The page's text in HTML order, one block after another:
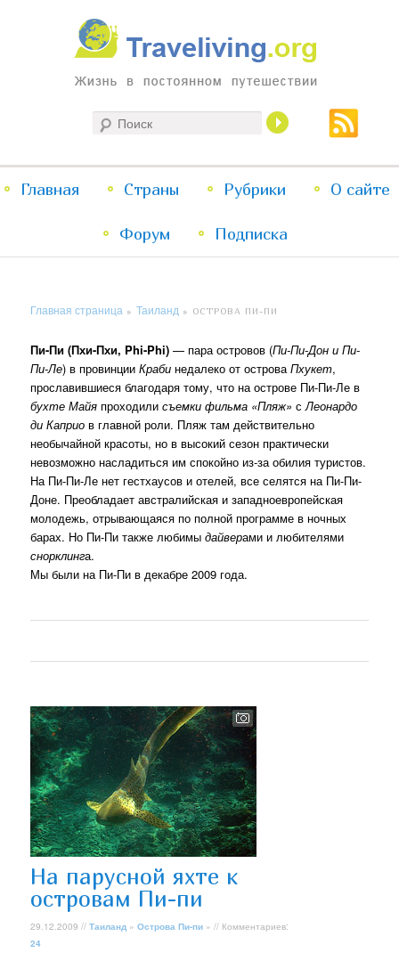
Traveliving
Жизнь в постоянном путешествии
меню
Перейти
к
Перейти
к
Главная Страны Рубрики О сайте
Форум Подписка
Главная страница »Таиланд » ОСТРОВА ПИ-ПИ
Пи-Пи (Пхи-Пхи, Phi-Phi) — пара островов (Пи-Пи-Дон и Пи-
Пи-Ле) в провинцииКраби недалеко от островаПхукет,
прославившиеся благодаря тому, что на острове Пи-Пи-Ле в
бухте Майя проходилисъемки фильма «Пляж» сЛеонардо
ди Каприо в главной роли. Пляж там действительно
необычайной красоты, но в высокий сезон практически
невозможно насладиться им спокойно из-за обилия туристов.
На Пи-Пи-Ле нет гестхаусов и отелей, все селятся на Пи-Пи-
Доне. Преобладает австралийская и западноевропейская
молодежь, отрывающаяся по полной программе в ночных
барах. Но Пи-Пи также любимыдайверами и любителями
снорклинга.
Мы были на Пи-Пи в декабре 2009 года.
На парусной яхте к
островам Пи-пи
29.12.2009 //Таиланд »Острова Пи-пи » // Комментариев:
24